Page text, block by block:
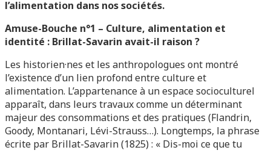
l’alimentation dans nos sociétés.
Amuse-Bouche n°1 – Culture, alimentation et
identité : Brillat-Savarin avait-il raison ?
Les historien·nes et les anthropologues ont montré
l’existence d’un lien profond entre culture et
alimentation. L’appartenance à un espace socioculturel
apparaît, dans leurs travaux comme un déterminant
majeur des consommations et des pratiques (Flandrin,
Goody, Montanari, Lévi-Strauss…). Longtemps, la phrase
écrite par Brillat-Savarin (1825) : « Dis-moi ce que tu